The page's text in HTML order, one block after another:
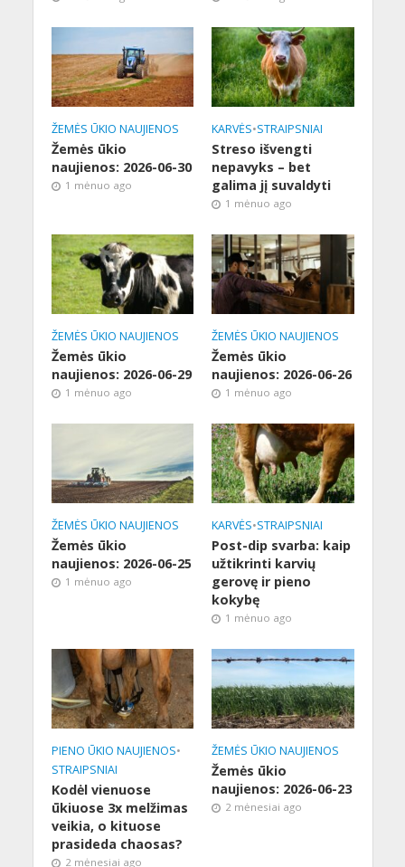
ŽEMĖS ŪKIO NAUJIENOS
Žemės ūkio
naujienos: 2026-06-30
1 mėnuo ago
KARVĖS•STRAIPSNIAI
Streso išvengti
nepavyks – bet
galima jį suvaldyti
1 mėnuo ago
ŽEMĖS ŪKIO NAUJIENOS
Žemės ūkio
naujienos: 2026-06-29
1 mėnuo ago
ŽEMĖS ŪKIO NAUJIENOS
Žemės ūkio
naujienos: 2026-06-26
1 mėnuo ago
ŽEMĖS ŪKIO NAUJIENOS
Žemės ūkio
naujienos: 2026-06-25
1 mėnuo ago
KARVĖS•STRAIPSNIAI
Post-dip svarba: kaip
užtikrinti karvių
gerovę ir pieno
kokybę
1 mėnuo ago
PIENO ŪKIO NAUJIENOS•
STRAIPSNIAI
Kodėl vienuose
ūkiuose 3x melžimas
veikia, o kituose
prasideda chaosas?
2 mėnesiai ago
ŽEMĖS ŪKIO NAUJIENOS
Žemės ūkio
naujienos: 2026-06-23
2 mėnesiai ago